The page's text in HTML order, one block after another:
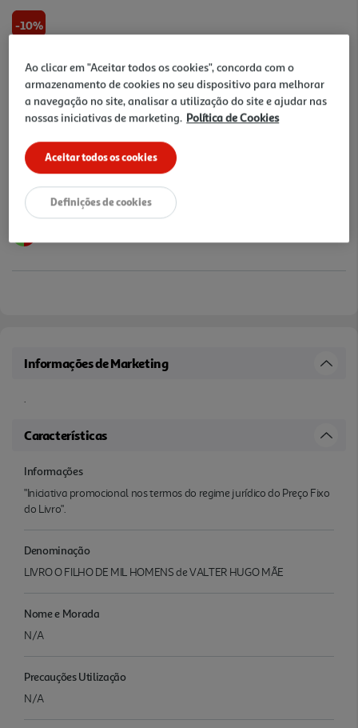
-10%
18,85 €PVP de editor
16,96 €
Notas de preparação
Informações de Marketing
.
Características
Informações
"Iniciativa promocional nos termos do regime jurídico do Preço Fixo
do Livro".
Denominação
LIVRO O FILHO DE MIL HOMENS de VALTER HUGO MÃE
Nome e Morada
N/A
Precauções Utilização
N/A
Ao clicar em "Aceitar todos os cookies", concorda com o
armazenamento de cookies no seu dispositivo para melhorar
a navegação no site, analisar a utilização do site e ajudar nas
nossas iniciativas de marketing. Política de Cookies
Aceitar todos os cookies
Definições de cookies